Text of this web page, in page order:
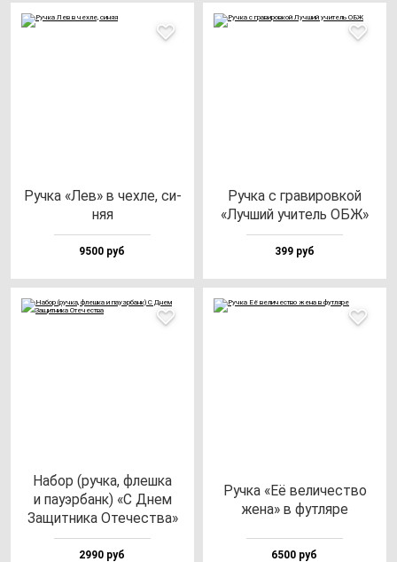
Руч­ка «Лев» в чех­ле, си­
няя
9500 руб
Руч­ка с гра­ви­ров­кой
«Луч­ший учи­тель ОБЖ»
399 руб
Набор (руч­ка, флеш­ка
и па­уэр­банк) «С Днем
Защит­ни­ка Оте­чес­тва»
2990 руб
Руч­ка «Её ве­ли­чес­тво
же­на» в фут­ля­ре
6500 руб